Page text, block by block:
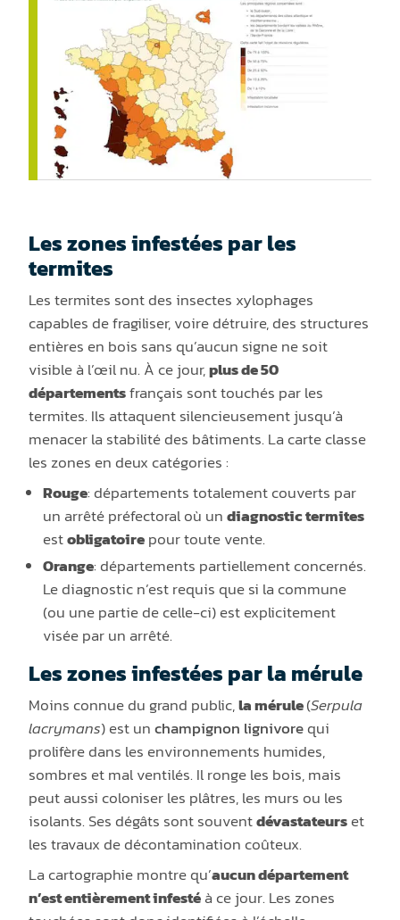
Les zones infestées par les
termites
Les termites sont des insectes xylophages
capables de fragiliser, voire détruire, des structures
entières en bois sans qu’aucun signe ne soit
visible à l’œil nu. À ce jour,plus de 50
départementsfrançais sont touchés par les
termites. Ils attaquent silencieusement jusqu’à
menacer la stabilité des bâtiments. La carte classe
les zones en deux catégories :
Rouge: départements totalement couverts par
un arrêté préfectoral où undiagnostic termites
estobligatoirepour toute vente.
Orange: départements partiellement concernés.
Le diagnostic n’est requis que si la commune
(ou une partie de celle-ci) est explicitement
visée par un arrêté.
Les zones infestées par la mérule
Moins connue du grand public,la mérule(Serpula
lacrymans) est unchampignon lignivorequi
prolifère dans les environnements humides,
sombres et mal ventilés. Il ronge les bois, mais
peut aussi coloniser les plâtres, les murs ou les
isolants. Ses dégâts sont souventdévastateurset
les travaux de décontamination coûteux.
La cartographie montre qu’aucun département
n’est entièrement infestéà ce jour. Les zones